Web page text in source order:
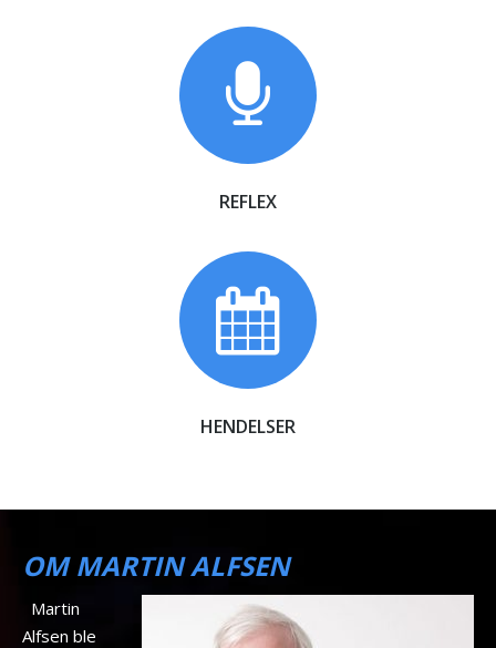
REFLEX
HENDELSER
OM MARTIN ALFSEN
Martin
Alfsen ble